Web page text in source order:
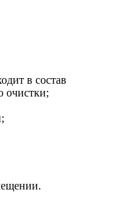
в состав
очистки;